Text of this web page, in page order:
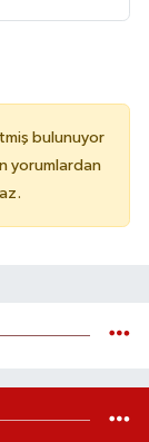
bulunuyor
yorumlardan